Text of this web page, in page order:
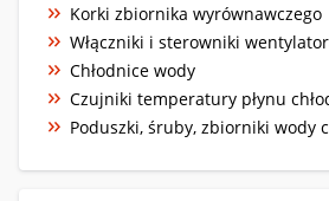
Korki zbiornika wyrównawczego
Włączniki i sterowniki
Chłodnice wody
Czujniki temperatury płynu
Poduszki, śruby, zbiorniki wody